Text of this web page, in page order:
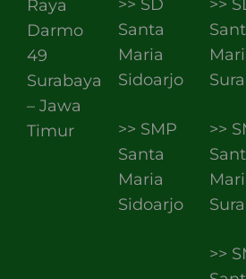
Raya
Darmo
49
Surabaya
– Jawa
Timur
>> SD
Santa
Maria
Sidoarjo
>> SMP
Santa
Maria
Sidoarjo
>>
>>
>>